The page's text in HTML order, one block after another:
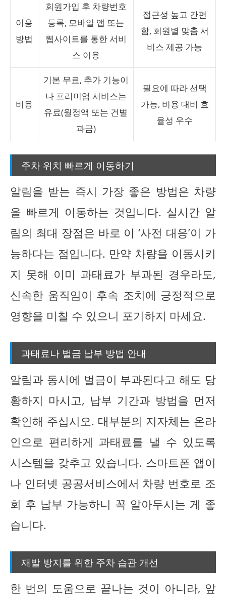
이용
방법
회원가입 후 차량번호
등록, 모바일 앱 또는
웹사이트를 통한 서비
스 이용
접근성 높고 간편
함, 회원별 맞춤 서
비스 제공 가능
비용
기본 무료, 추가 기능이
나 프리미엄 서비스는
유료(월정액 또는 건별
과금)
필요에 따라 선택
가능, 비용 대비 효
율성 우수
주차 위치 빠르게 이동하기
알림을 받는 즉시 가장 좋은 방법은 차량
을 빠르게 이동하는 것입니다. 실시간 알
림의 최대 장점은 바로 이 ‘사전 대응’이 가
능하다는 점입니다. 만약 차량을 이동시키
지 못해 이미 과태료가 부과된 경우라도,
신속한 움직임이 후속 조치에 긍정적으로
영향을 미칠 수 있으니 포기하지 마세요.
과태료나 벌금 납부 방법 안내
알림과 동시에 벌금이 부과된다고 해도 당
황하지 마시고, 납부 기간과 방법을 먼저
확인해 주십시오. 대부분의 지자체는 온라
인으로 편리하게 과태료를 낼 수 있도록
시스템을 갖추고 있습니다. 스마트폰 앱이
나 인터넷 공공서비스에서 차량 번호로 조
회 후 납부 가능하니 꼭 알아두시는 게 좋
습니다.
재발 방지를 위한 주차 습관 개선
한 번의 도움으로 끝나는 것이 아니라, 앞